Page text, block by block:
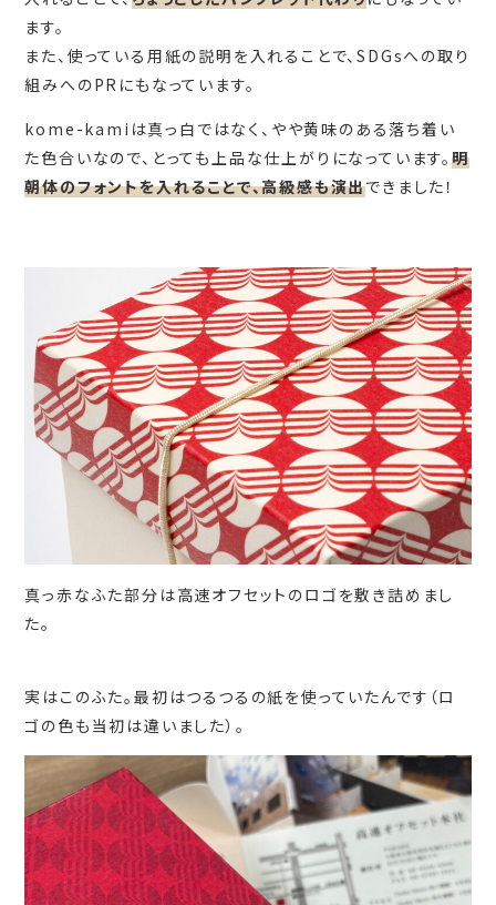
ます。
また、使っている用紙の説明を入れることで、SDGsへの取り
組みへのPRにもなっています。
kome-kamiは真っ白ではなく、やや黄味のある落ち着い
た色合いなので、とっても上品な仕上がりになっています。明
朝体のフォントを入れることで、高級感も演出できました！
真っ赤なふた部分は高速オフセットのロゴを敷き詰めまし
た。
実はこのふた。最初はつるつるの紙を使っていたんです（ロ
ゴの色も当初は違いました）。